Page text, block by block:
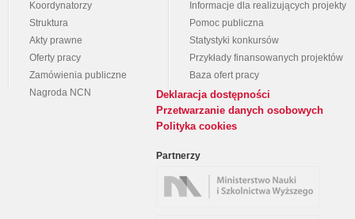
Koordynatorzy
Struktura
Akty prawne
Oferty pracy
Zamówienia publiczne
Nagroda NCN
Informacje dla realizujących projekty
Pomoc publiczna
Statystyki konkursów
Przykłady finansowanych projektów
Baza ofert pracy
Deklaracja dostępności
Przetwarzanie danych osobowych
Polityka cookies
Partnerzy